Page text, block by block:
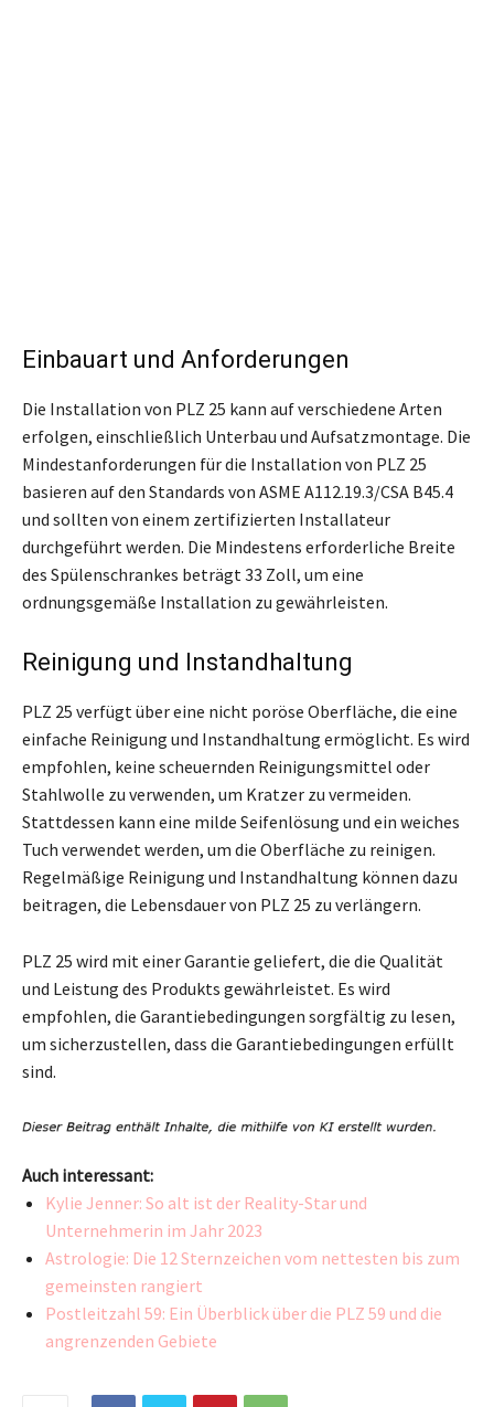
Einbauart und Anforderungen
Die Installation von PLZ 25 kann auf verschiedene Arten
erfolgen, einschließlich Unterbau und Aufsatzmontage. Die
Mindestanforderungen für die Installation von PLZ 25
basieren auf den Standards von ASME A112.19.3/CSA B45.4
und sollten von einem zertifizierten Installateur
durchgeführt werden. Die Mindestens erforderliche Breite
des Spülenschrankes beträgt 33 Zoll, um eine
ordnungsgemäße Installation zu gewährleisten.
Reinigung und Instandhaltung
PLZ 25 verfügt über eine nicht poröse Oberfläche, die eine
einfache Reinigung und Instandhaltung ermöglicht. Es wird
empfohlen, keine scheuernden Reinigungsmittel oder
Stahlwolle zu verwenden, um Kratzer zu vermeiden.
Stattdessen kann eine milde Seifenlösung und ein weiches
Tuch verwendet werden, um die Oberfläche zu reinigen.
Regelmäßige Reinigung und Instandhaltung können dazu
beitragen, die Lebensdauer von PLZ 25 zu verlängern.
PLZ 25 wird mit einer Garantie geliefert, die die Qualität
und Leistung des Produkts gewährleistet. Es wird
empfohlen, die Garantiebedingungen sorgfältig zu lesen,
um sicherzustellen, dass die Garantiebedingungen erfüllt
sind.
Auch interessant:
Kylie Jenner: So alt ist der Reality-Star und
Unternehmerin im Jahr 2023
Astrologie: Die 12 Sternzeichen vom nettesten bis zum
gemeinsten rangiert
Postleitzahl 59: Ein Überblick über die PLZ 59 und die
angrenzenden Gebiete